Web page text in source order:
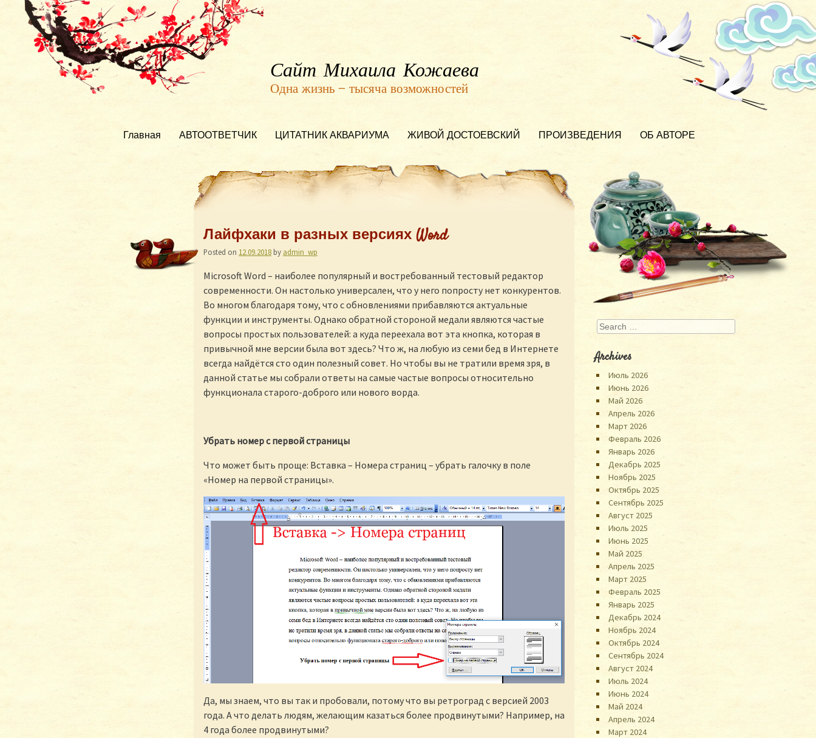
Сайт Михаила Кожаева
Одна жизнь — тысяча возможностей
Главная АВТООТВЕТЧИК ЦИТАТНИК АКВАРИУМА ЖИВОЙ ДОСТОЕВСКИЙ ПРОИЗВЕДЕНИЯ ОБ АВТОРЕ
Лайфхаки в разных версиях Word
Posted on 12.09.2018 by admin_wp
Microsoft Word – наиболее популярный и востребованный тестовый редактор
современности. Он настолько универсален, что у него попросту нет конкурентов.
Во многом благодаря тому, что с обновлениями прибавляются актуальные
функции и инструменты. Однако обратной стороной медали являются частые
вопросы простых пользователей: а куда переехала вот эта кнопка, которая в
привычной мне версии была вот здесь? Что ж, на любую из семи бед в Интернете
всегда найдётся сто один полезный совет. Но чтобы вы не тратили время зря, в
данной статье мы собрали ответы на самые частые вопросы относительно
функционала старого-доброго или нового ворда.
Убрать номер с первой страницы
Что может быть проще: Вставка – Номера страниц – убрать галочку в поле
«Номер на первой страницы».
Да, мы знаем, что вы так и пробовали, потому что вы ретроград с версией 2003
года. А что делать людям, желающим казаться более продвинутыми? Например, на
4 года более продвинутыми?
Search
Archives
Июль 2026
Июнь 2026
Май 2026
Апрель 2026
Март 2026
Февраль 2026
Январь 2026
Декабрь 2025
Ноябрь 2025
Октябрь 2025
Сентябрь 2025
Август 2025
Июль 2025
Июнь 2025
Май 2025
Апрель 2025
Март 2025
Февраль 2025
Январь 2025
Декабрь 2024
Ноябрь 2024
Октябрь 2024
Сентябрь 2024
Август 2024
Июль 2024
Июнь 2024
Май 2024
Апрель 2024
Март 2024